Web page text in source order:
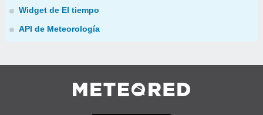
Widget de El tiempo
API de Meteorología